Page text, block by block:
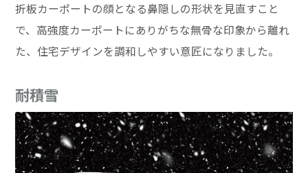
折板カーポートの顔となる鼻隠しの形状を見直すこと
で、高強度カーポートにありがちな無骨な印象から離れ
た、住宅デザインを調和しやすい意匠になりました。
耐積雪